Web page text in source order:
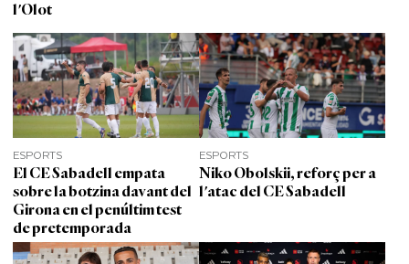
l'Olot
ESPORTS
El CE Sabadell empata
sobre la botzina davant del
Girona en el penúltim test
de pretemporada
ESPORTS
Niko Obolskii, reforç per a
l'atac del CE Sabadell